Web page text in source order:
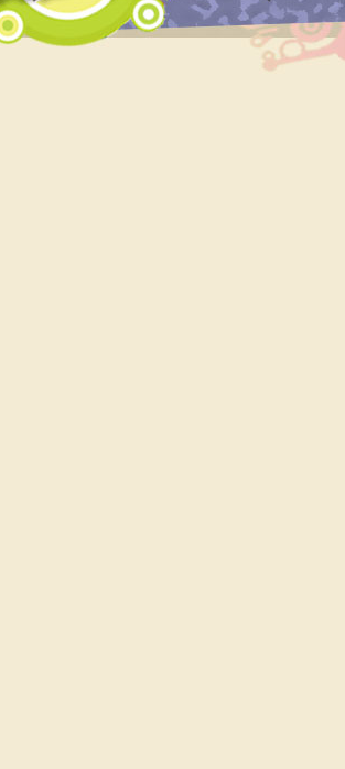
Marie
Qui consulter pour un bilan psychométrique ?
Siouplet
Qui consulter pour un bilan psychométrique ?